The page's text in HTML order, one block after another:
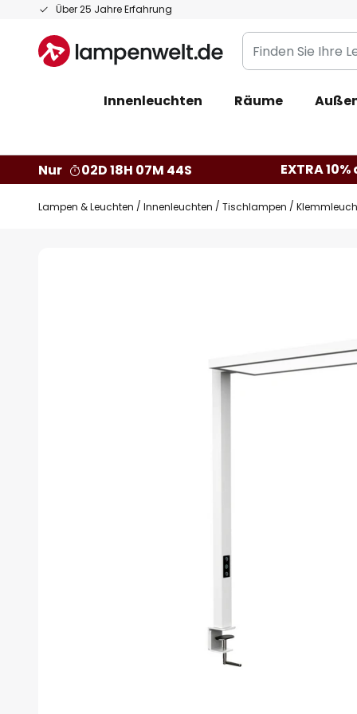
Über 25 Jahre Erfahrung
Zum
springen
Finden
Sie
Leuchte...
Innenleuchten Räume
Nur
02D 18H 07M 43S EXTRA
Lampen & Leuchten Innenleuchten Tischlampen